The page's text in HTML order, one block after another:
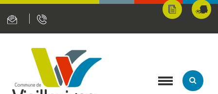
Mes
démarches
Toggle
Panneau de gestion des cookies